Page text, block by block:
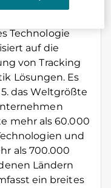
Technologie
auf die
von Tracking
Lösungen. Es
das Weltgrößte
mehr als 60.000
und
als 700.000
Ländern
ein breites